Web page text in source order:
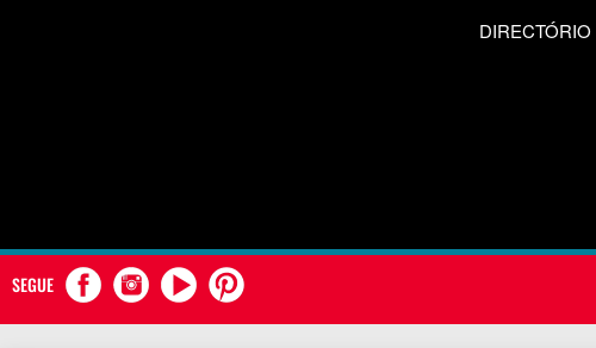
DIRECTÓRIO
SEGUE